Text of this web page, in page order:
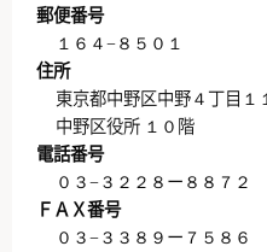
郵便番号
１６４−８５０１
住所
東京都中野区中野４丁目１
中野区役所 １０階
電話番号
０３−３２２８ー８８７２
ＦＡＸ番号
０３−３３８９ー７５８６